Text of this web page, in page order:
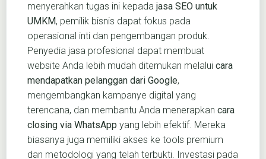
menyerahkan tugas ini kepada jasa SEO untuk
UMKM, pemilik bisnis dapat fokus pada
operasional inti dan pengembangan produk.
Penyedia jasa profesional dapat membuat
website Anda lebih mudah ditemukan melalui cara
mendapatkan pelanggan dari Google,
mengembangkan kampanye digital yang
terencana, dan membantu Anda menerapkan cara
closing via WhatsApp yang lebih efektif. Mereka
biasanya juga memiliki akses ke tools premium
dan metodologi yang telah terbukti. Investasi pada